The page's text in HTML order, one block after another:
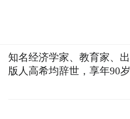
知名经济学家、教育家、出
版人高希均辞世，享年90岁